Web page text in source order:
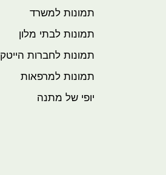
תמונות למשרד
תמונות לבתי מלון
תמונות לחברות הייטק
תמונות למרפאות
יופי של מתנה